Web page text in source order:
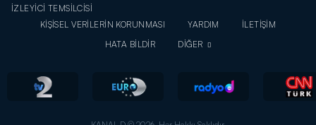
İZLEYİCİ TEMSİLCİSİ
KİŞİSEL VERİLERİN KORUNMASI
YARDIM
İLETİŞİM
HATA BİLDİR
DİĞER